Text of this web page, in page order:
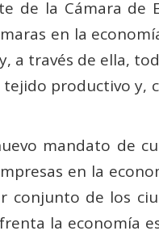
de la Cámara de
en la
a través de ella,
productivo y,
mandato de
en la
conjunto de los
la economía